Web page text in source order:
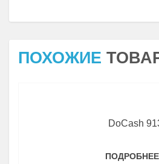
ПОХОЖИЕ
DoCash
ПОДРОБНЕЕ